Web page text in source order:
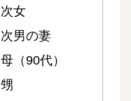
次女
次男の妻
母（90代）
甥